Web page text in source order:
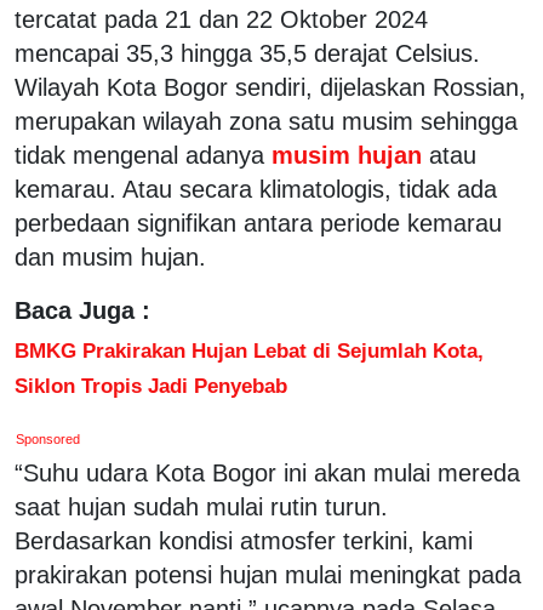
tercatat pada 21 dan 22 Oktober 2024
mencapai 35,3 hingga 35,5 derajat Celsius.
Wilayah Kota Bogor sendiri, dijelaskan Rossian,
merupakan wilayah zona satu musim sehingga
tidak mengenal adanya musim hujan atau
kemarau. Atau secara klimatologis, tidak ada
perbedaan signifikan antara periode kemarau
dan musim hujan.
Baca Juga :
BMKG Prakirakan Hujan Lebat di Sejumlah Kota,
Siklon Tropis Jadi Penyebab
Sponsored
“Suhu udara Kota Bogor ini akan mulai mereda
saat hujan sudah mulai rutin turun.
Berdasarkan kondisi atmosfer terkini, kami
prakirakan potensi hujan mulai meningkat pada